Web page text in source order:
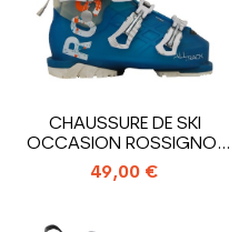
CHAUSSURE DE SKI
OCCASION ROSSIGNOL
ALLTRACK
49,00 €